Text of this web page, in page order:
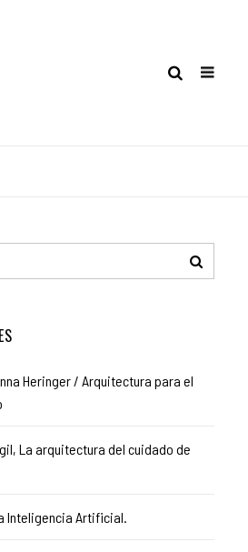
Heringer / Arquitectura para el
La arquitectura del cuidado de
Inteligencia Artificial.